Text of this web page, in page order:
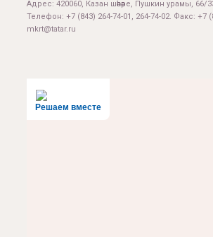
Адрес: 420060, Казан шәһәре, Пушкин урамы, 66/
Телефон: +7 (843) 264-74-01, 264-74-02. Факс: +7
mkrt@tatar.ru
Решаем вместе